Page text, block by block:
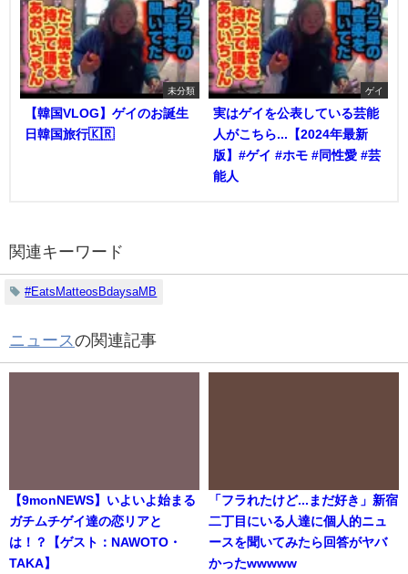
未分類
【韓国VLOG】ゲイのお誕生
日韓国旅行🇰🇷
ゲイ
実はゲイを公表している芸能
人がこちら...【2024年最新
版】#ゲイ #ホモ #同性愛 #芸
能人
関連キーワード
#EatsMatteosBdaysaMB
ニュースの関連記事
【9monNEWS】いよいよ始まる
ガチムチゲイ達の恋リアと
は！？【ゲスト：NAWOTO・
TAKA】
「フラれたけど...まだ好き」新宿
二丁目にいる人達に個人的ニュ
ースを聞いてみたら回答がヤバ
かったwwwww